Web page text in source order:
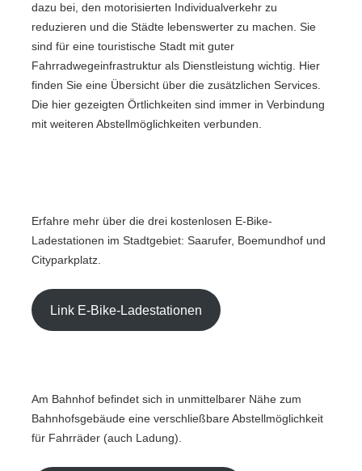
dazu bei, den motorisierten Individualverkehr zu
reduzieren und die Städte lebenswerter zu machen. Sie
sind für eine touristische Stadt mit guter
Fahrradwegeinfrastruktur als Dienstleistung wichtig. Hier
finden Sie eine Übersicht über die zusätzlichen Services.
Die hier gezeigten Örtlichkeiten sind immer in Verbindung
mit weiteren Abstellmöglichkeiten verbunden.
Erfahre mehr über die drei kostenlosen E-Bike-
Ladestationen im Stadtgebiet: Saarufer, Boemundhof und
Cityparkplatz.
Link E-Bike-Ladestationen
Am Bahnhof befindet sich in unmittelbarer Nähe zum
Bahnhofsgebäude eine verschließbare Abstellmöglichkeit
für Fahrräder (auch Ladung).